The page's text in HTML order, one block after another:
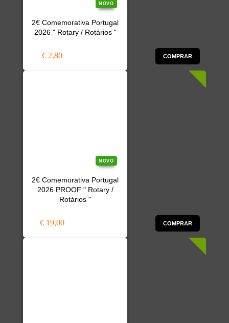
NOVO
2€ Comemorativa Portugal
2026 " Rotary / Rotários "
€ 2,80 COMPRAR
NOVO
2€ Comemorativa Portugal
2026 PROOF " Rotary /
Rotários "
€ 19,00 COMPRAR